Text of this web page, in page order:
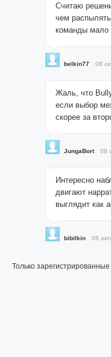
Считаю
чем
команды мало
belkin77 08
Жаль, что
если выбор
скорее за
JungaBort 08
Интересно
двигают
выглядит как
bibilkin 08
Только